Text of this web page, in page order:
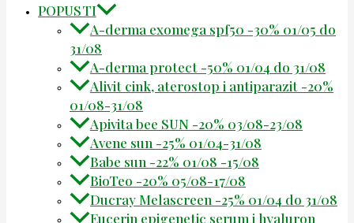
POPUSTI
A-derma exomega spf50 -30% 01/05 do
31/08
A-derma protect -50% 01/04 do 31/08
Alivit cink, aterostop i antiparazit -20%
01/08-31/08
Apivita bee SUN -20% 03/08-23/08
Avene sun -25% 01/04-31/08
Babe sun -22% 01/08 -15/08
BioTeo -20% 05/08-17/08
Ducray Melascreen -25% 01/04 do 31/08
Eucerin epigenetic serum i hyaluron